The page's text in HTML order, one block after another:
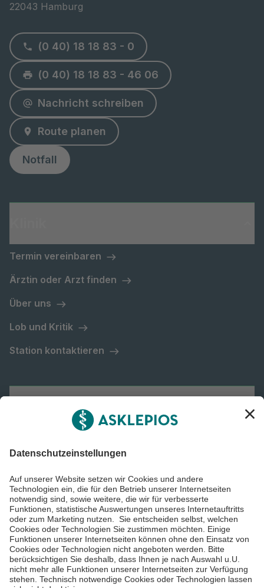
22043 Hamburg
(0 40) 18 18 83 - 0
(0 40) 18 18 83 - 46 06
Nachricht schreiben
Route planen
Notfall
Termin vereinbaren
Ärztin oder Arzt finden
Über uns
Lob und Kritik
Station kontaktieren
Asklepios Gruppe
Impressum